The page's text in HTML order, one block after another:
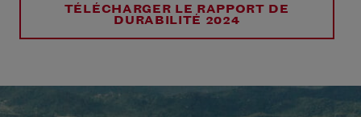
TÉLÉCHARGER LE RAPPORT DE
DURABILITÉ 2024